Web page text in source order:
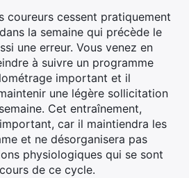
coureurs cessent pratiquement
la semaine qui précède le
une erreur. Vous venez en
à suivre un programme
important et il
une légère sollicitation
Cet entraînement,
car il maintiendra les
et ne désorganisera pas
physiologiques qui se sont
de ce cycle.